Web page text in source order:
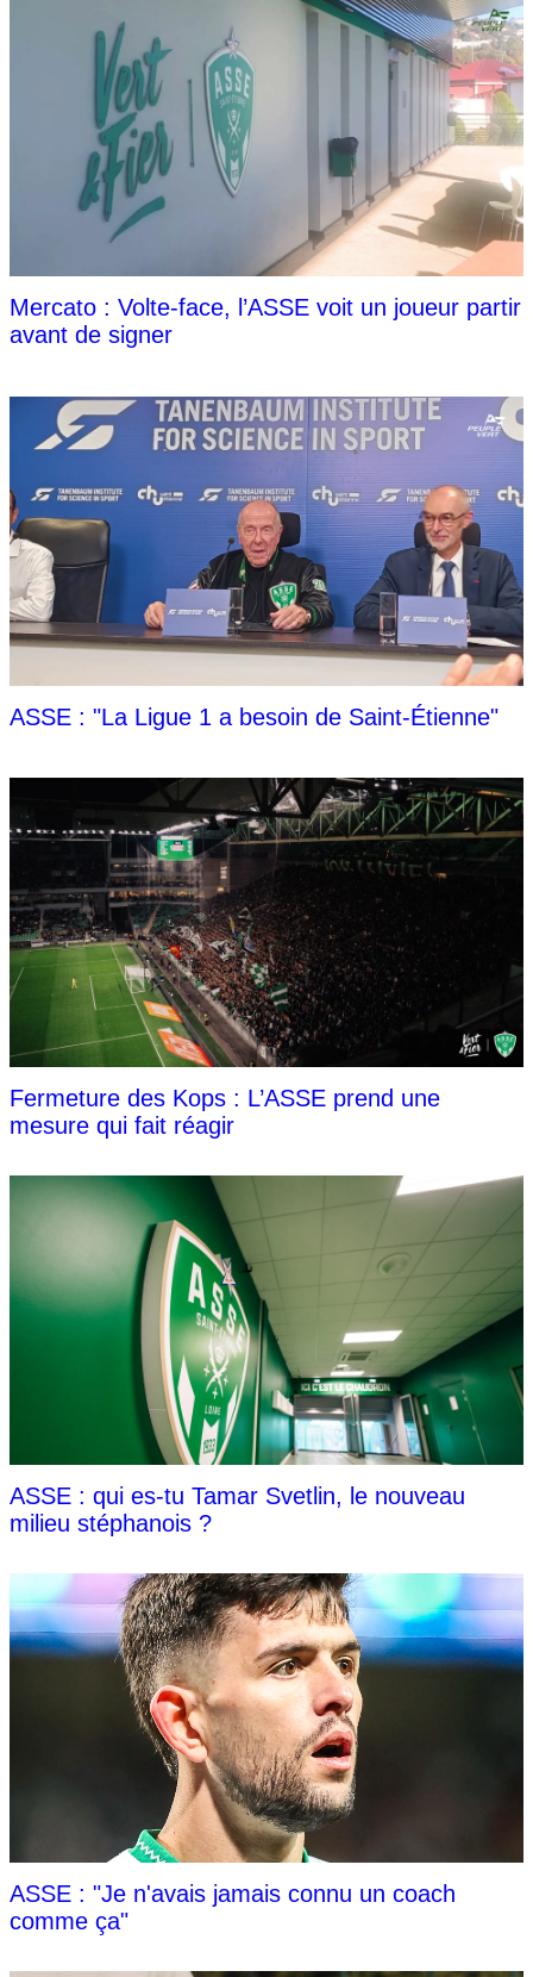
Mercato : Volte-face, l’ASSE voit un joueur partir
avant de signer
ASSE : "La Ligue 1 a besoin de Saint-Étienne"
Fermeture des Kops : L’ASSE prend une
mesure qui fait réagir
ASSE : qui es-tu Tamar Svetlin, le nouveau
milieu stéphanois ?
ASSE : "Je n'avais jamais connu un coach
comme ça"